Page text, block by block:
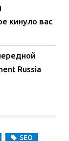
кинуло вас
Russia
SEO